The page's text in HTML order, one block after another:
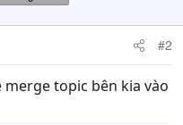
#2
topic bên kia vào